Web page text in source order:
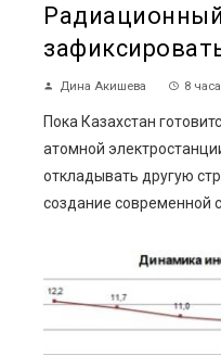
Дина Акишева 8
Пока Казахстан
атомной
откладывать другую
создание современной